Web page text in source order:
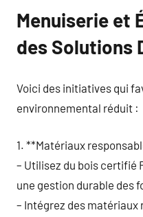
Menuiserie et
des Solutions
Voici des initiatives qui
environnemental réduit :
1. **Matériaux
– Utilisez du bois certifié
une gestion durable des
– Intégrez des